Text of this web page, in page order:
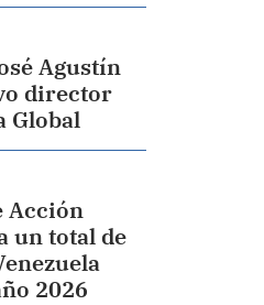
Agustín
director
Global
Acción
un total de
2026